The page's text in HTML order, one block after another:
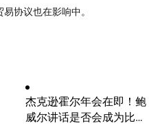
协议也在影响中。
杰克逊霍尔年会在即！鲍
威尔讲话是否会成为比特